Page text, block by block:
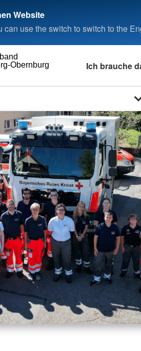
Website
can use the switch to switch to the
Obernburg Ich brauche